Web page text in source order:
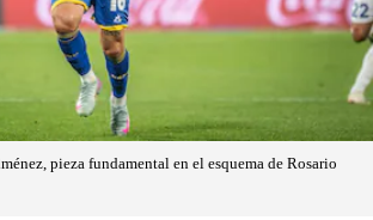
pieza fundamental en el esquema de Rosario